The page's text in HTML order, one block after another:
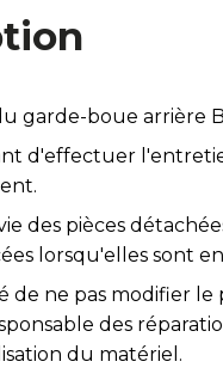
garde-boue arrière
d'effectuer
des pièces
lorsqu'elles sont
de ne pas modifier
des
du matériel.